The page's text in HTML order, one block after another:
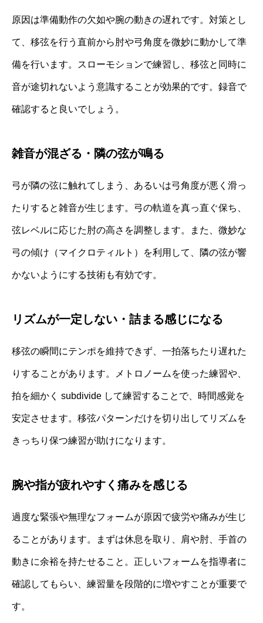
原因は準備動作の欠如や腕の動きの遅れです。対策とし
て、移弦を行う直前から肘や弓角度を微妙に動かして準
備を行います。スローモションで練習し、移弦と同時に
音が途切れないよう意識することが効果的です。録音で
確認すると良いでしょう。
雑音が混ざる・隣の弦が鳴る
弓が隣の弦に触れてしまう、あるいは弓角度が悪く滑っ
たりすると雑音が生じます。弓の軌道を真っ直ぐ保ち、
弦レベルに応じた肘の高さを調整します。また、微妙な
弓の傾け（マイクロティルト）を利用して、隣の弦が響
かないようにする技術も有効です。
リズムが一定しない・詰まる感じになる
移弦の瞬間にテンポを維持できず、一拍落ちたり遅れた
りすることがあります。メトロノームを使った練習や、
拍を細かく subdivide して練習することで、時間感覚を
安定させます。移弦パターンだけを切り出してリズムを
きっちり保つ練習が助けになります。
腕や指が疲れやすく痛みを感じる
過度な緊張や無理なフォームが原因で疲労や痛みが生じ
ることがあります。まずは休息を取り、肩や肘、手首の
動きに余裕を持たせること。正しいフォームを指導者に
確認してもらい、練習量を段階的に増やすことが重要で
す。